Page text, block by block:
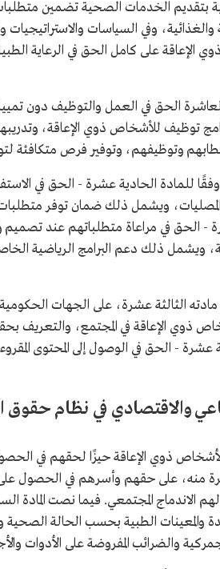
بتقديم الخدمات الصحية تضمين
والغذائية، وفي السياسات
على كامل الحق في الرعاية
الحق في العمل والتوظيف دون
توظيف للأشخاص ذوي الإعاقة،
وتوظيفهم، وتوفير فرص متكافئة
للمادة الحادية عشرة - الحق في
ويشمل ذلك ضمان توفر
- الحق في مراعاة متطلباتهم عند تصميم
ويشمل ذلك دعم البرامج الرياضية
الثالثة عشرة، على الجهات الحكومية
ذوي الإعاقة في المجتمع، والتعريف
عشرة - الحق في الوصول إلى المحتوى
والاقتصادي في نظام
ذوي الإعاقة حيزًا لحقهم في
منه، على حقهم وأسرهم في الحصول
الاندماج المجتمعي. فيما نصت
والمعينات الطبية بحسب الحالة
والضرائب المفروضة على الأدوات